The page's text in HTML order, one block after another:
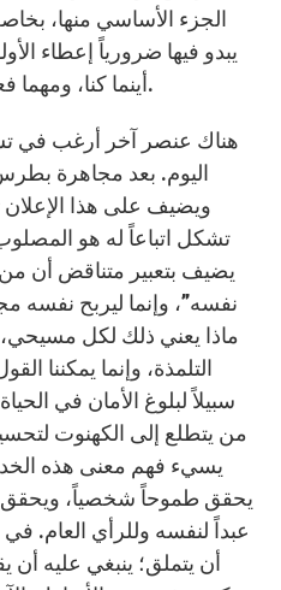
الجزء الأساسي منها،
يبدو فيها ضرورياً إعطاء
أينما كنا، ومهما فعلنا، يجب أن نبقى معه دوماً.
هناك عنصر آخر أرغب في
اليوم. بعد مجاهرة
ويضيف على هذا الإعلان
تشكل اتباعاً له هو
يضيف بتعبير متناقض أن من
ماذا يعني ذلك لكل
التلمذة، وإنما يمكننا
سبيلاً لبلوغ الأمان في
من يتطلع إلى الكهنوت
يسيء فهم معنى هذه
يحقق طموحاً شخصياً،
عبداً لنفسه وللرأي العام.
أن يتملق؛ ينبغي عليه